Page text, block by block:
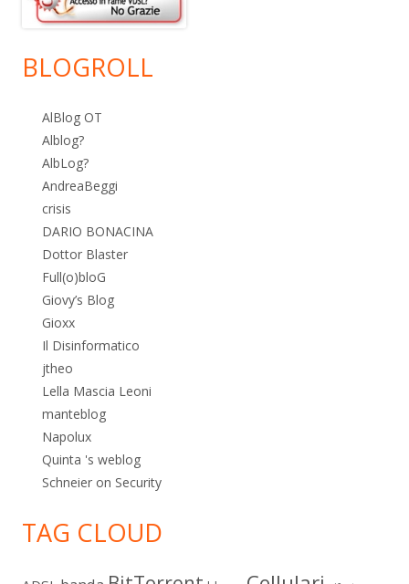
BLOGROLL
AlBlog OT
Alblog?
AlbLog?
AndreaBeggi
crisis
DARIO BONACINA
Dottor Blaster
Full(o)bloG
Giovy’s Blog
Gioxx
Il Disinformatico
jtheo
Lella Mascia Leoni
manteblog
Napolux
Quinta 's weblog
Schneier on Security
TAG CLOUD